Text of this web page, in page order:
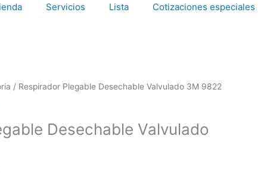
Servicios Lista Cotizaciones especiales
/ Respirador Plegable Desechable Valvulado 3M 9822
Desechable Valvulado